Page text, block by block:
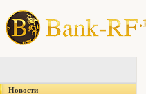
Новости